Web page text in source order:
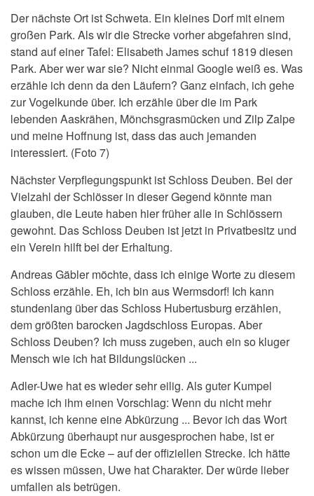
Der nächste Ort ist Schweta. Ein kleines Dorf mit einem
großen Park. Als wir die Strecke vorher abgefahren sind,
stand auf einer Tafel: Elisabeth James schuf 1819 diesen
Park. Aber wer war sie? Nicht einmal Google weiß es. Was
erzähle ich denn da den Läufern? Ganz einfach, ich gehe
zur Vogelkunde über. Ich erzähle über die im Park
lebenden Aaskrähen, Mönchsgrasmücken und Zilp Zalpe
und meine Hoffnung ist, dass das auch jemanden
interessiert. (Foto 7)
Nächster Verpflegungspunkt ist Schloss Deuben. Bei der
Vielzahl der Schlösser in dieser Gegend könnte man
glauben, die Leute haben hier früher alle in Schlössern
gewohnt. Das Schloss Deuben ist jetzt in Privatbesitz und
ein Verein hilft bei der Erhaltung.
Andreas Gäbler möchte, dass ich einige Worte zu diesem
Schloss erzähle. Eh, ich bin aus Wermsdorf! Ich kann
stundenlang über das Schloss Hubertusburg erzählen,
dem größten barocken Jagdschloss Europas. Aber
Schloss Deuben? Ich muss zugeben, auch ein so kluger
Mensch wie ich hat Bildungslücken ...
Adler-Uwe hat es wieder sehr eilig. Als guter Kumpel
mache ich ihm einen Vorschlag: Wenn du nicht mehr
kannst, ich kenne eine Abkürzung ... Bevor ich das Wort
Abkürzung überhaupt nur ausgesprochen habe, ist er
schon um die Ecke – auf der offiziellen Strecke. Ich hätte
es wissen müssen, Uwe hat Charakter. Der würde lieber
umfallen als betrügen.